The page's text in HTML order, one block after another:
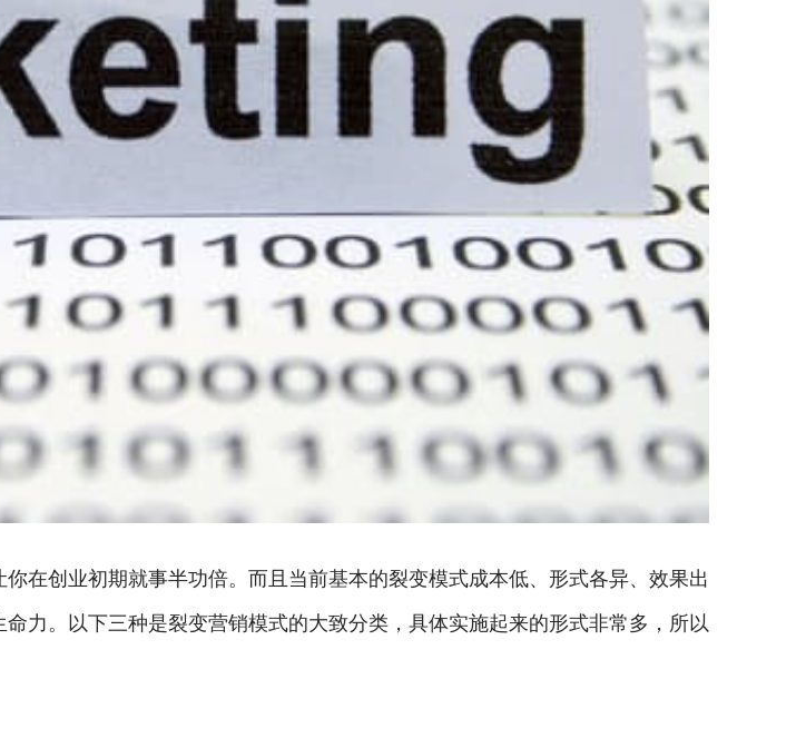
在创业初期就事半功倍。而且当前基本的裂变模式成本低、形式各异、效果出
力。以下三种是裂变营销模式的大致分类，具体实施起来的形式非常多，所以